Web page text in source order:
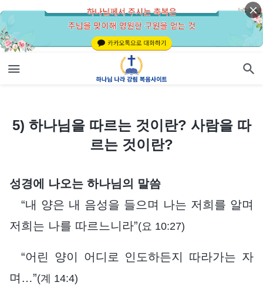
5) 하나님을 따르는 것이란? 사람을 따르는 것이란?
5) 하나님을 따르는 것이란? 사람을 따
르는 것이란?
성경에 나오는 하나님의 말씀
“내 양은 내 음성을 들으며 나는 저희를 알며
저희는 나를 따르느니라”(요 10:27)
“어린 양이 어디로 인도하든지 따라가는 자
며…”(계 14:4)